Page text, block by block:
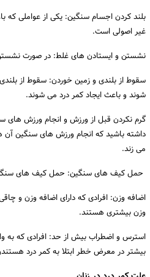
بلند کردن اجسام سنگین: یکی از عواملی
غیر اصولی است.
نشستن و ایستادن های غلط: در صورت
سقوط از بلندی و زمین خوردن: سقوط از
شوند و باعث ایجاد کمر درد می شوند.
گرم نکردن قبل از ورزش و انجام ورزش های
داشته باشید که انجام ورزش های سنگین
می زند.
حمل کیف های سنگین: حمل کیف های
اضافه وزن: افرادی که دارای اضافه وزن و
وزن بیشتری هستند.
استرس و اضطراب بیش از حد: افرادی که به
بیشتر در معرض خطر ابتلا به کمر درد